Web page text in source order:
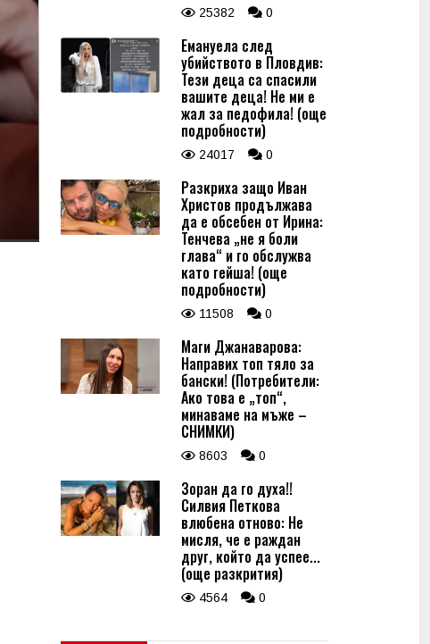
25382 0
Емануела след
убийството в Пловдив:
Тези деца са спасили
вашите деца! Не ми е
жал за педофила! (още
подробности)
24017 0
Разкриха защо Иван
Христов продължава
да е обсебен от Ирина:
Тенчева „не я боли
глава“ и го обслужва
като гейша! (още
подробности)
11508 0
Маги Джанаварова:
Направих топ тяло за
бански! (Потребители:
Ако това е „топ“,
минаваме на мъже –
СНИМКИ)
8603 0
Зоран да го духа!!
Силвия Петкова
влюбена отново: Не
мисля, че е раждан
друг, който да успее...
(още разкрития)
4564 0